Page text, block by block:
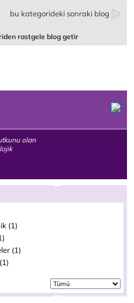
bu kategorideki sonraki blog
rastgele blog getir
olan
(1)
(1)